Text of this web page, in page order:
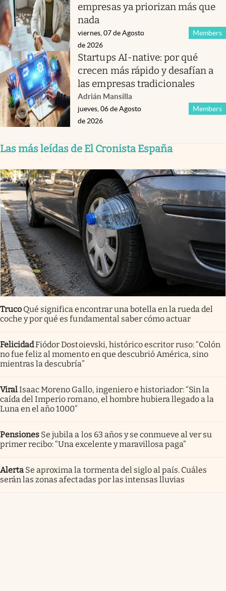
empresas ya priorizan más que
nada
Members
viernes, 07 de Agosto
de 2026
Startups AI-native: por qué
crecen más rápido y desafían a
las empresas tradicionales
Adrián Mansilla
Members
jueves, 06 de Agosto
de 2026
Las más leídas de El Cronista España
Truco Qué significa encontrar una botella en la rueda del
coche y por qué es fundamental saber cómo actuar
FelicidadFiódor Dostoievski, histórico escritor ruso: “Colón
no fue feliz al momento en que descubrió América, sino
mientras la descubría”
ViralIsaac Moreno Gallo, ingeniero e historiador: “Sin la
caída del Imperio romano, el hombre hubiera llegado a la
Luna en el año 1000”
Pensiones Se jubila a los 63 años y se conmueve al ver su
primer recibo: “Una excelente y maravillosa paga”
Alerta Se aproxima la tormenta del siglo al país. Cuáles
serán las zonas afectadas por las intensas lluvias